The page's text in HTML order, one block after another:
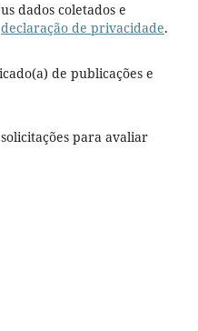
declaração de privacidade.